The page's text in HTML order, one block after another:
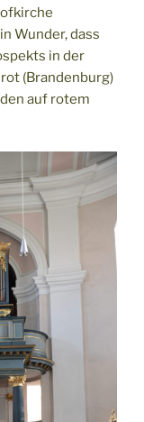
Wunder, dass
in der
(Brandenburg)
auf rotem